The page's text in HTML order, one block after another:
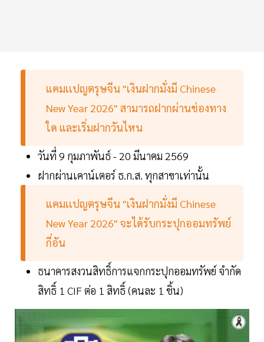
แคมเเปญตรุษจีน "เงินฝากมั่งมี Chinese
New Year 2026" สามารถฝากผ่านช่องทาง
ใด และเริ่มฝากวันไหน
วันที่ 9 กุมภาพันธ์ - 20 มีนาคม 2569
ฝากผ่านเคาน์เตอร์ ธ.ก.ส. ทุกสาขาเท่านั้น
แคมเเปญตรุษจีน "เงินฝากมั่งมี Chinese
New Year 2026" จะได้รับกระปุกออมทรัพย์
กี่อัน
ธนาคารสงวนสิทธิ์การแจกกระปุกออมทรัพย์ จำกัด
สิทธิ์ 1 CIF ต่อ 1 สิทธิ์ (คนละ 1 ชิ้น)